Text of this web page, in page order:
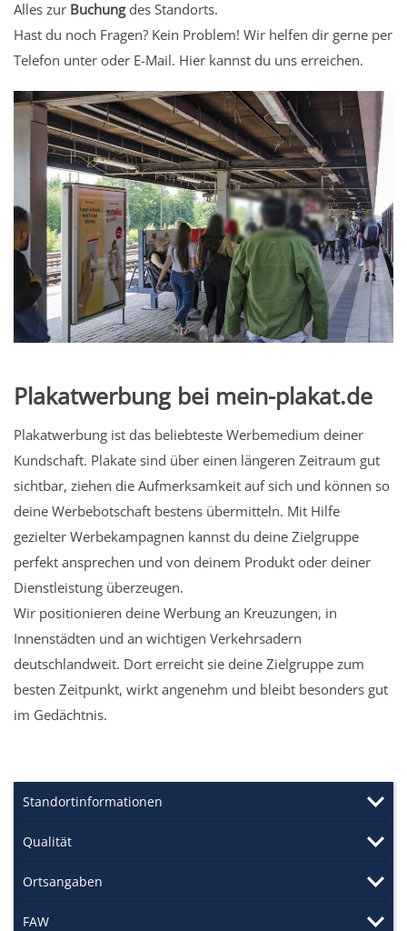
Alles zur Buchungdes Standorts.
Hast du noch Fragen? Kein Problem! Wir helfen dir gerne per
Telefon unter oder E-Mail. Hier kannst du uns erreichen.
Plakatwerbung bei mein-plakat.de
Plakatwerbung ist das beliebteste Werbemedium deiner
Kundschaft. Plakate sind über einen längeren Zeitraum gut
sichtbar, ziehen die Aufmerksamkeit auf sich und können so
deine Werbebotschaft bestens übermitteln. Mit Hilfe
gezielter Werbekampagnen kannst du deine Zielgruppe
perfekt ansprechen und von deinem Produkt oder deiner
Dienstleistung überzeugen.
Wir positionieren deine Werbung an Kreuzungen, in
Innenstädten und an wichtigen Verkehrsadern
deutschlandweit. Dort erreicht sie deine Zielgruppe zum
besten Zeitpunkt, wirkt angenehm und bleibt besonders gut
im Gedächtnis.
Standortinformationen
Qualität
Ortsangaben
FAW